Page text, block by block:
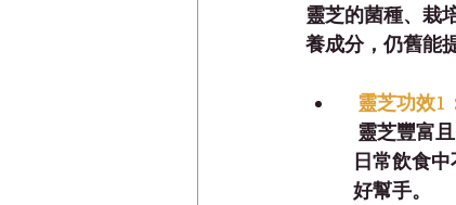
靈芝的菌種、栽
養成分，仍舊能
靈芝功效1
靈芝豐
日常飲食
  好幫手。